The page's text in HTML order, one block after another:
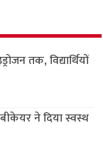
तक, विद्यार्थियों
ने दिया स्वस्थ